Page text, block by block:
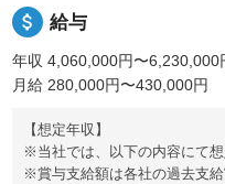
attach_money 給与
年収 4,060,000円〜6,230,000
月給 280,000円〜430,000円
【想定年収】
※当社では、以下の内容にて
※賞与支給額は各社の過去支